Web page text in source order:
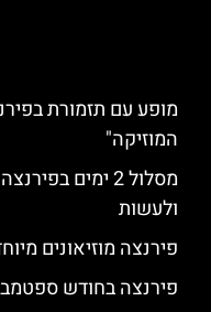
מופע עם תזמורת
המוזיקה"
מסלול 2 ימים
ולעשות
פירנצה מוזיאונים
פירנצה בחודש